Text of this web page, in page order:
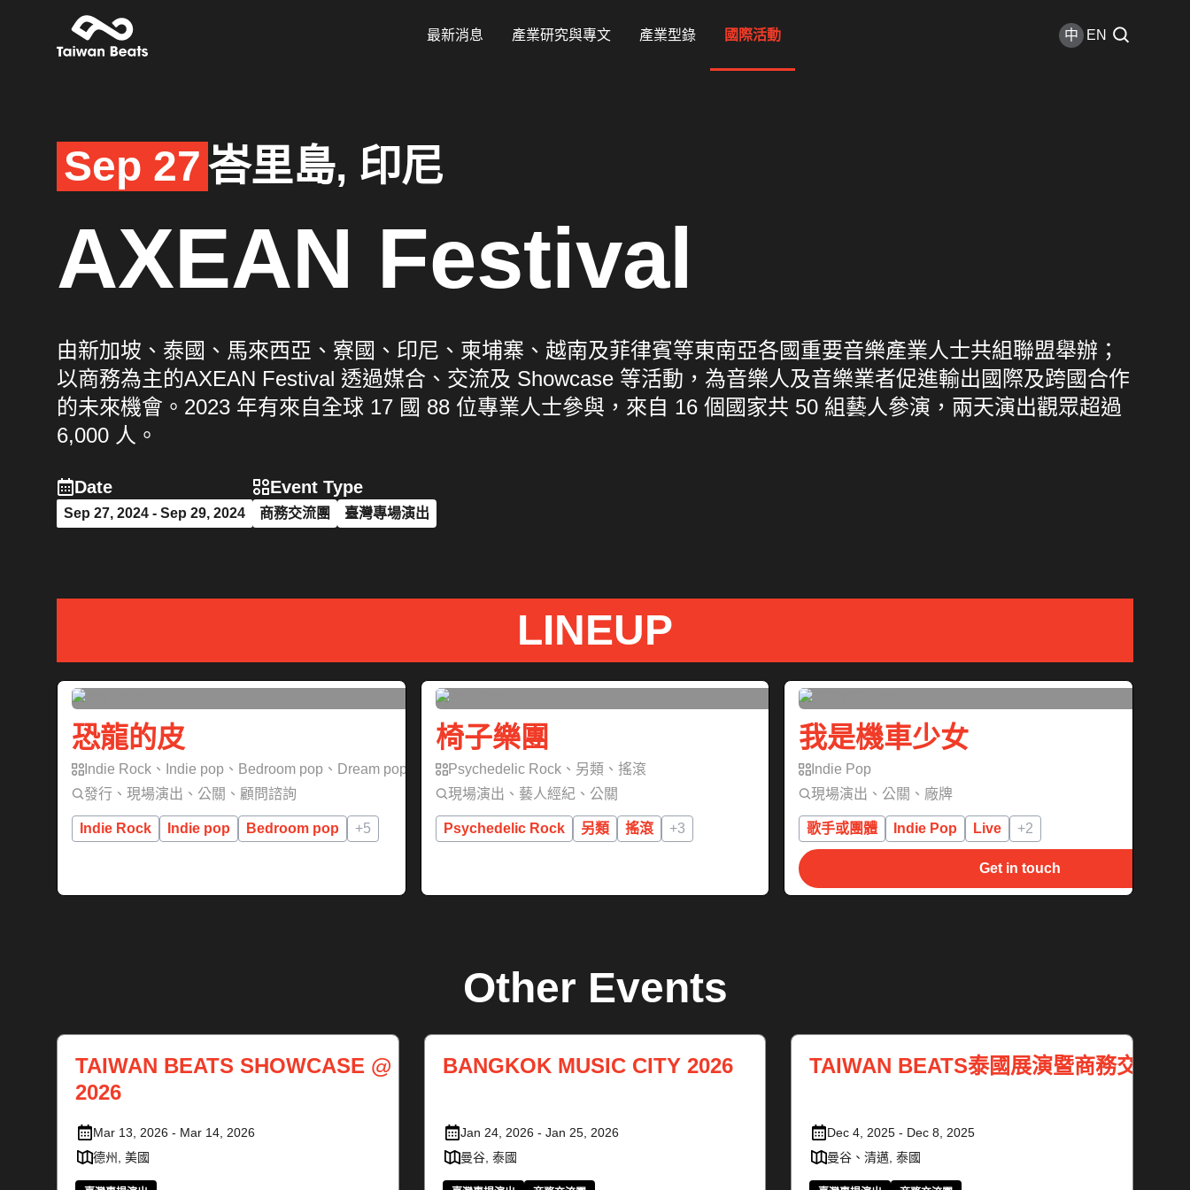
最新消息 產業研究與專文 產業型錄 國際活動 中 EN
Sep 27峇里島, 印尼
AXEAN Festival
由新加坡、泰國、馬來西亞、寮國、印尼、柬埔寨、越南及菲律賓等東南亞各國重要音樂產業人士共組聯盟舉辦；
以商務為主的AXEAN Festival 透過媒合、交流及 Showcase 等活動，為音樂人及音樂業者促進輸出國際及跨國合作
的未來機會。2023 年有來自全球 17 國 88 位專業人士參與，來自 16 個國家共 50 組藝人參演，兩天演出觀眾超過
6,000 人。
Date
Sep 27, 2024 - Sep 29, 2024
Event Type
商務交流團 臺灣專場演出
LINEUP
恐龍的皮
Indie Rock、Indie pop、Bedroom pop、Dream pop
發行、現場演出、公關、顧問諮詢
Indie Rock Indie pop Bedroom pop +5
椅子樂團
Psychedelic Rock、另類、搖滾
現場演出、藝人經紀、公關
Psychedelic Rock 另類 搖滾 +3
我是機車少女
Indie Pop
現場演出、公關、廠牌
歌手或團體 Indie Pop Live +2
Get in touch
Other Events
TAIWAN BEATS SHOWCASE @ SXSW
2026
Mar 13, 2026 - Mar 14, 2026
德州, 美國
BANGKOK MUSIC CITY 2026
Jan 24, 2026 - Jan 25, 2026
曼谷, 泰國
TAIWAN BEATS泰國展演暨商務交流團
Dec 4, 2025 - Dec 8, 2025
曼谷、清邁, 泰國